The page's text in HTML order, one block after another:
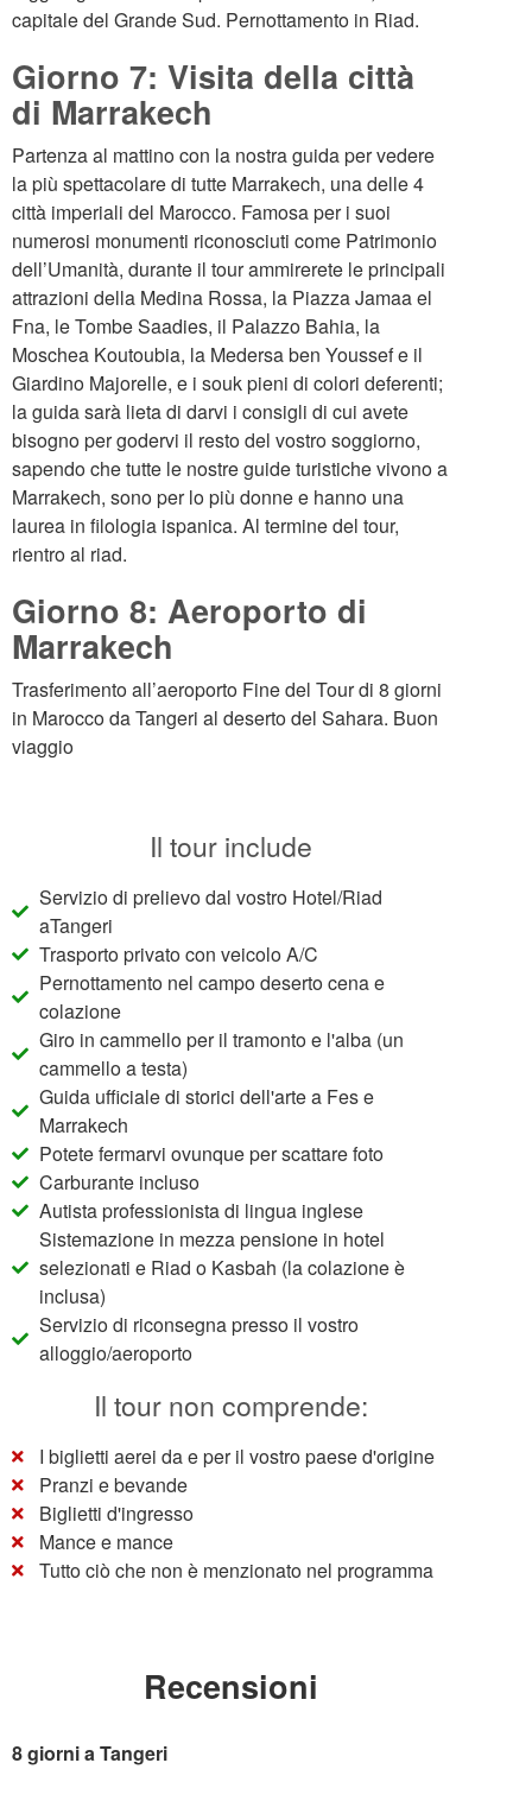
capitale del Grande Sud. Pernottamento in Riad.
Giorno 7: Visita della città
di Marrakech
Partenza al mattino con la nostra guida per vedere
la più spettacolare di tutte Marrakech, una delle 4
città imperiali del Marocco. Famosa per i suoi
numerosi monumenti riconosciuti come Patrimonio
dell’Umanità, durante il tour ammirerete le principali
attrazioni della Medina Rossa, la Piazza Jamaa el
Fna, le Tombe Saadies, il Palazzo Bahia, la
Moschea Koutoubia, la Medersa ben Youssef e il
Giardino Majorelle, e i souk pieni di colori deferenti;
la guida sarà lieta di darvi i consigli di cui avete
bisogno per godervi il resto del vostro soggiorno,
sapendo che tutte le nostre guide turistiche vivono a
Marrakech, sono per lo più donne e hanno una
laurea in filologia ispanica. Al termine del tour,
rientro al riad.
Giorno 8: Aeroporto di
Marrakech
Trasferimento all’aeroporto Fine del Tour di 8 giorni
in Marocco da Tangeri al deserto del Sahara. Buon
viaggio
Il tour include
Servizio di prelievo dal vostro Hotel/Riad
aTangeri
Trasporto privato con veicolo A/C
Pernottamento nel campo deserto cena e
colazione
Giro in cammello per il tramonto e l'alba (un
cammello a testa)
Guida ufficiale di storici dell'arte a Fes e
Marrakech
Potete fermarvi ovunque per scattare foto
Carburante incluso
Autista professionista di lingua inglese
Sistemazione in mezza pensione in hotel
selezionati e Riad o Kasbah (la colazione è
inclusa)
Servizio di riconsegna presso il vostro
alloggio/aeroporto
Il tour non comprende:
I biglietti aerei da e per il vostro paese d'origine
Pranzi e bevande
Biglietti d'ingresso
Mance e mance
Tutto ciò che non è menzionato nel programma
Recensioni
8 giorni a Tangeri